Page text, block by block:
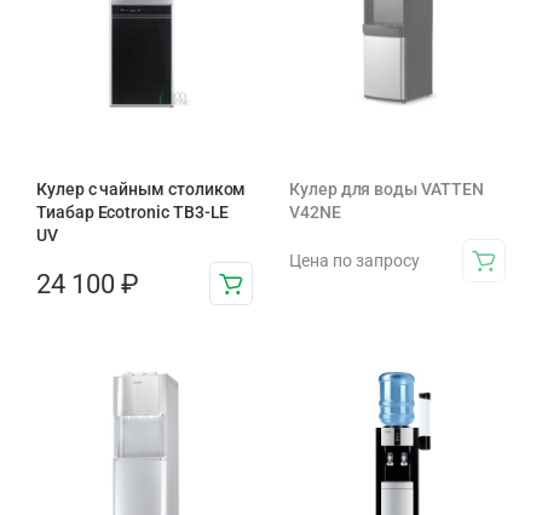
Кулер с чайным столиком
Тиабар Ecotronic TB3-LE
UV
24 100 ₽
Кулер для воды VATTEN
V42NE
Цена по запросу